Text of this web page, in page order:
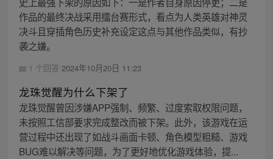
作品的最终决战采用擂台赛形式，看点为人类英雄对神灵
决斗且穿插角色历史补充设定这点与其他作品类似，有抄
袭之嫌。
1 个回答 2024年10月20日 11:23
龙珠觉醒为什么下架了
龙珠觉醒曾因涉嫌APP强制、频繁、过度索取权限问题，
未按照工信部要求完成整改而被下架。此外，该游戏在运
营过程中还出现了如战斗画面卡顿、角色模型粗糙、游戏
BUG难以解决等问题，为了更好地优化游戏体验，提...